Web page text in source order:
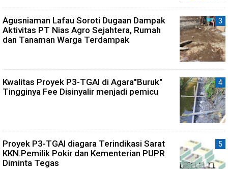
Agusniaman Lafau Soroti Dugaan Dampak
Aktivitas PT Nias Agro Sejahtera, Rumah
dan Tanaman Warga Terdampak
Kwalitas Proyek P3-TGAI di Agara"Buruk"
Tingginya Fee Disinyalir menjadi pemicu
Proyek P3-TGAI diagara Terindikasi Sarat
KKN.Pemilik Pokir dan Kementerian PUPR
Diminta Tegas